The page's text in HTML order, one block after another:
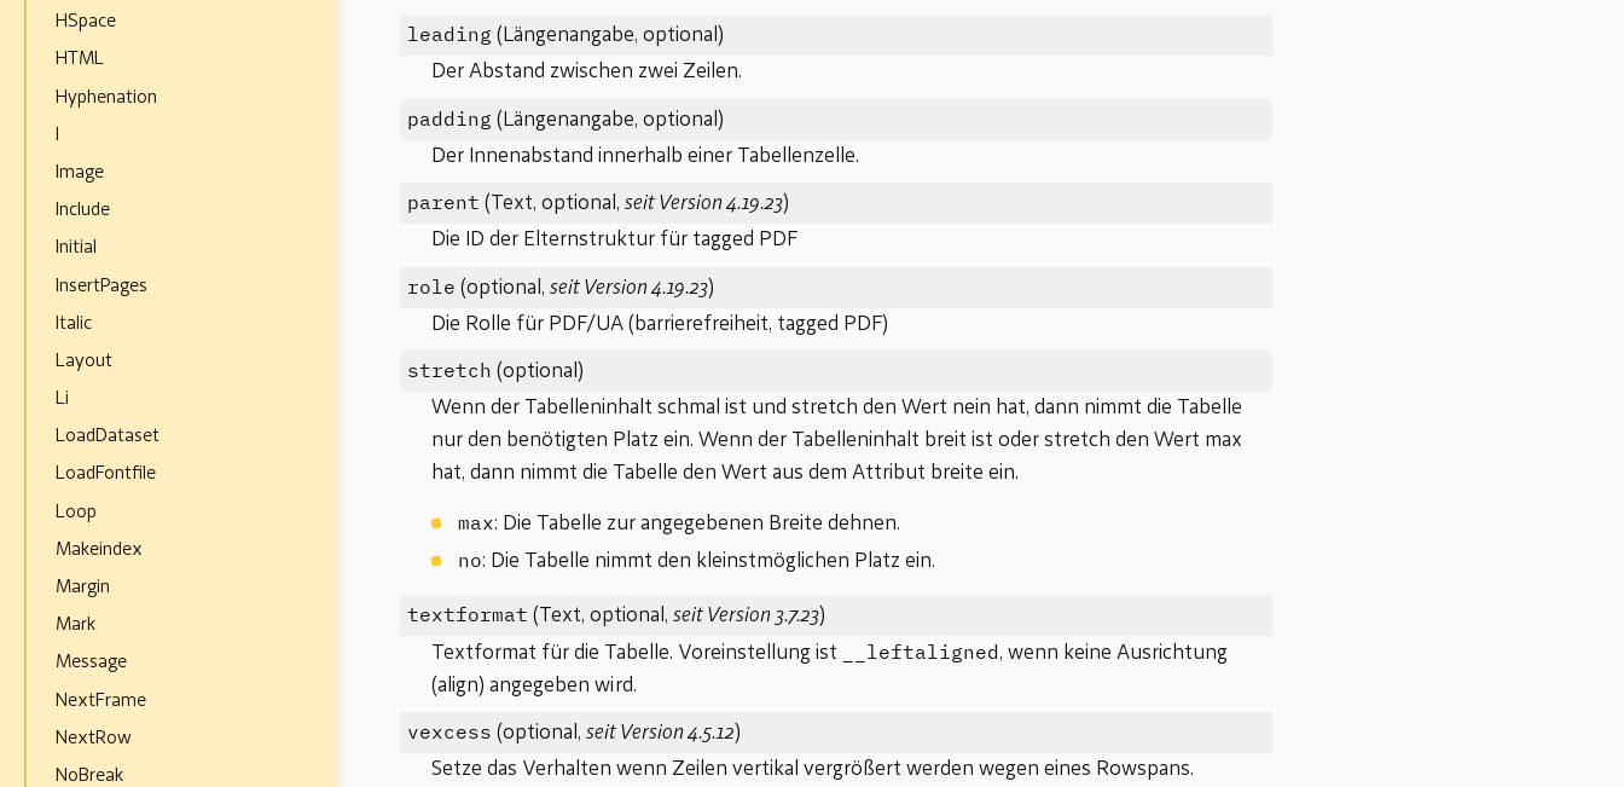
HSpace
HTML
Hyphenation
Image
Include
Initial
InsertPages
Italic
Layout
Li
LoadDataset
LoadFontfile
Loop
Makeindex
Margin
Mark
Message
NextFrame
NextRow
NoBreak
leading (Längenangabe, optional)
Der Abstand zwischen zwei Zeilen.
padding (Längenangabe, optional)
Der Innenabstand innerhalb einer Tabellenzelle.
parent (Text, optional, seit Version 4.19.23)
Die ID der Elternstruktur für tagged PDF
role (optional, seit Version 4.19.23)
Die Rolle für PDF/UA (barrierefreiheit, tagged PDF)
stretch (optional)
Wenn der Tabelleninhalt schmal ist und stretch den Wert nein hat, dann nimmt die Tabelle
nur den benötigten Platz ein. Wenn der Tabelleninhalt breit ist oder stretch den Wert max
hat, dann nimmt die Tabelle den Wert aus dem Attribut breite ein.
max: Die Tabelle zur angegebenen Breite dehnen.
no: Die Tabelle nimmt den kleinstmöglichen Platz ein.
textformat (Text, optional, seit Version 3.7.23)
Textformat für die Tabelle. Voreinstellung ist
__leftaligned, wenn keine Ausrichtung
(align) angegeben wird.
vexcess (optional, seit Version 4.5.12)
Setze das Verhalten wenn Zeilen vertikal vergrößert werden wegen eines Rowspans.